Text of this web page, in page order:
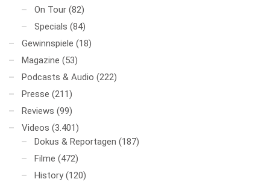
On Tour (82)
Specials (84)
Gewinnspiele (18)
Magazine (53)
Podcasts & Audio (222)
Presse (211)
Reviews (99)
Videos (3.401)
Dokus & Reportagen (187)
Filme (472)
History (120)